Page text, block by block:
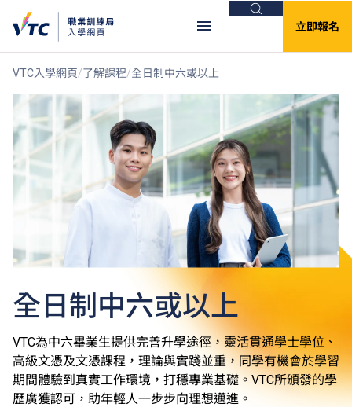
搜尋
立即報名
VTC入學網頁 了解課程 全日制中六或以上
全日制中六或以上
VTC為中六畢業生提供完善升學途徑，靈活貫通學士學位、
高級文憑及文憑課程，理論與實踐並重，同學有機會於學習
期間體驗到真實工作環境，打穩專業基礎。VTC所頒發的學
歷廣獲認可，助年輕人一步步向理想邁進。